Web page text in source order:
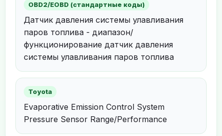
OBD2/EOBD (стандартные коды)
Датчик давления системы улавливания
паров топлива - диапазон/
функционирование датчик давления
системы улавливания паров топлива
Toyota
Evaporative Emission Control System
Pressure Sensor Range/Performance